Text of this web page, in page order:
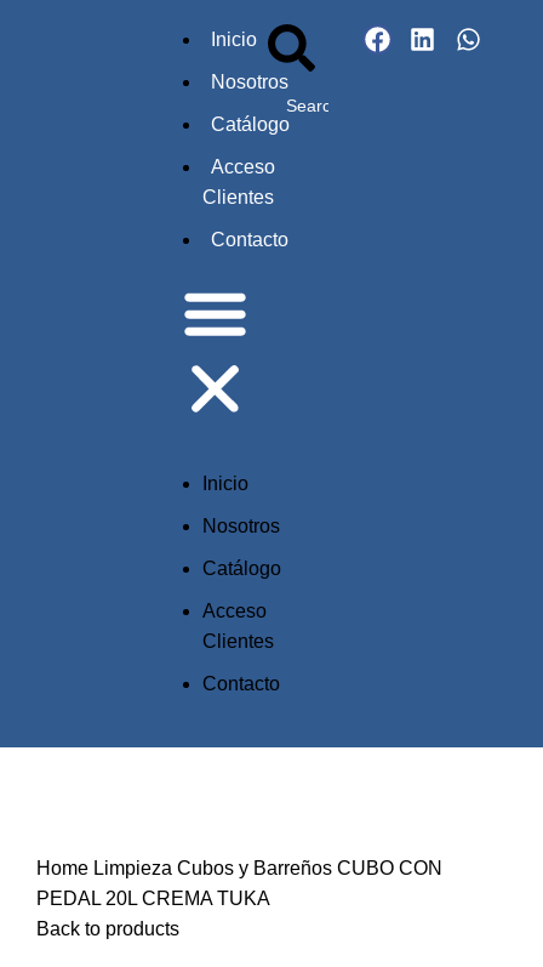
Inicio
Nosotros
Catálogo
Acceso
Clientes
Contacto
Inicio
Nosotros
Catálogo
Acceso
Clientes
Contacto
Home Limpieza Cubos y Barreños CUBO CON
PEDAL 20L CREMA TUKA
Back to products